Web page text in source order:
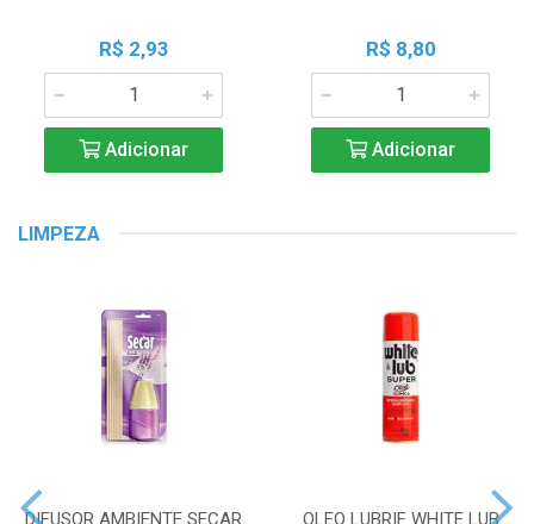
R$ 2,93
Adicionar
R$ 8,80
Adicionar
LIMPEZA
DIFUSOR AMBIENTE SECAR OLEO LUBRIF WHITE LUB